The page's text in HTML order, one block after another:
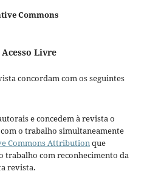
Commons
Livre
concordam com os seguintes
e concedem à revista o
o trabalho simultaneamente
Commons Attributionque
com reconhecimento da
revista.